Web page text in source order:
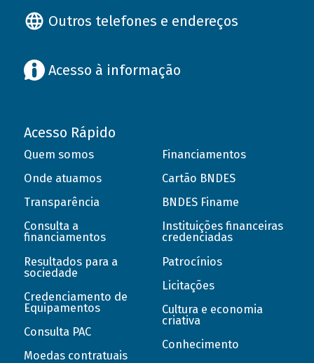
Outros telefones e endereços
Acesso à informação
Acesso Rápido
Quem somos
Onde atuamos
Transparência
Consulta a
financiamentos
Resultados para a
sociedade
Credenciamento de
Equipamentos
Consulta PAC
Moedas contratuais
Financiamentos
Cartão BNDES
BNDES Finame
Instituições financeiras
credenciadas
Patrocínios
Licitações
Cultura e economia
criativa
Conhecimento